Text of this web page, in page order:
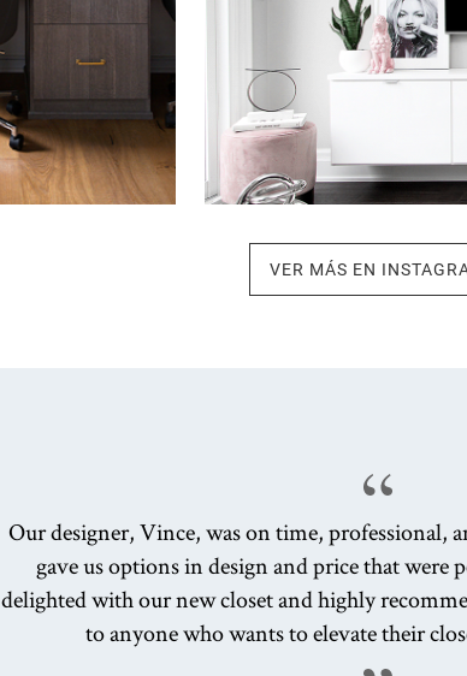
VER MÁS EN
Our designer, Vince, was on time, professional,
gave us options in design and price that were
delighted with our new closet and highly
to anyone who wants to elevate their